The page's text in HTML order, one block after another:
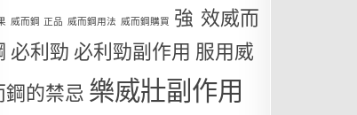
威而鋼 正品 威而鋼用法 威而鋼購買 強 效威而
必利勁 必利勁副作用 服用威
鋼的禁忌 樂威壯副作用